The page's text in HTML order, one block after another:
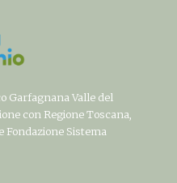
Garfagnana Valle del
con Regione Toscana,
Fondazione Sistema